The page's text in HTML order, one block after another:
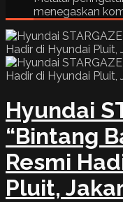
menegaskan
Hyundai
“Bintang
Resmi
Pluit,